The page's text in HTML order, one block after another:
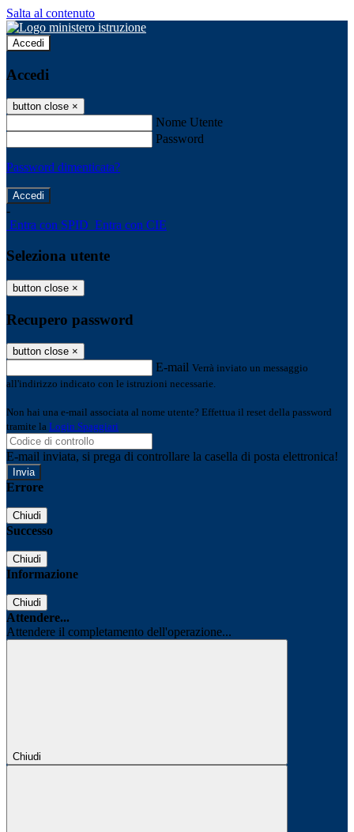
Salta al contenuto
Accedi
Accedi
button close ×
Nome Utente
Password
Password dimenticata?
-
Entra con SPID Entra con CIE
Seleziona utente
button close ×
Recupero password
button close ×
E-mail Verrà inviato un messaggio
all'indirizzo indicato con le istruzioni necessarie.
Non hai una e-mail associata al nome utente? Effettua il reset della password
tramite la Login Spaggiari
E-mail inviata, si prega di controllare la casella di posta elettronica!
Errore
Chiudi
Successo
Chiudi
Informazione
Chiudi
Attendere...
Attendere il completamento dell'operazione...
Chiudi